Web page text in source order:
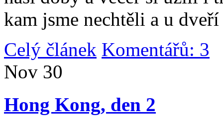
kam jsme nechtěli a u
Celý článek Komentářů: 3
Nov 30
Hong Kong, den 2